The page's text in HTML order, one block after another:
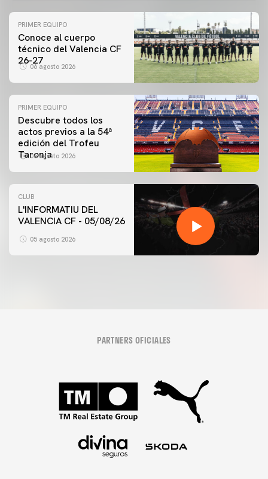
PRIMER EQUIPO
Conoce al cuerpo
técnico del Valencia CF
26-27
06 agosto 2026
PRIMER EQUIPO
Descubre todos los
actos previos a la 54ª
edición del Trofeu
Taronja
06 agosto 2026
CLUB
L'INFORMATIU DEL
VALENCIA CF - 05/08/26
05 agosto 2026
PARTNERS OFICIALES